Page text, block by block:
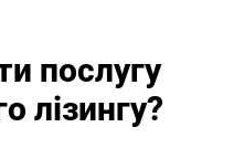
послугу
лізингу?